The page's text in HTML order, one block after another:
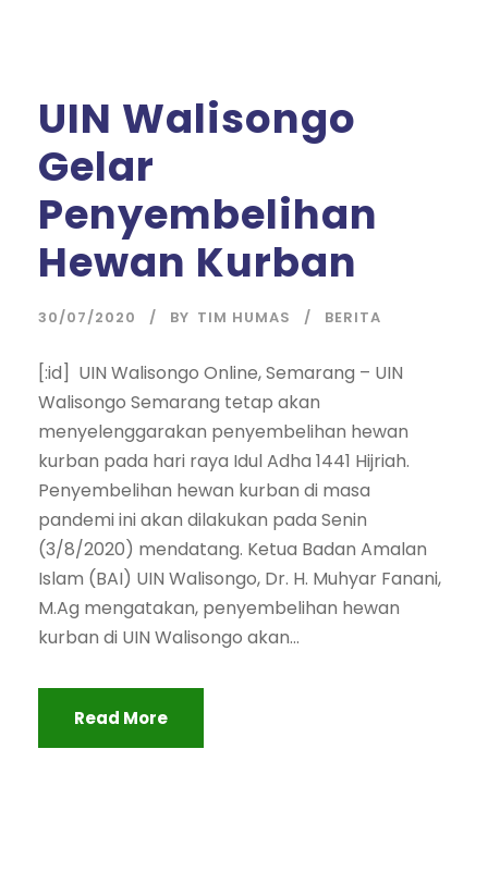
UIN Walisongo
Gelar
Penyembelihan
Hewan Kurban
30/07/2020 BY TIM HUMAS BERITA
[:id] UIN Walisongo Online, Semarang – UIN
Walisongo Semarang tetap akan
menyelenggarakan penyembelihan hewan
kurban pada hari raya Idul Adha 1441 Hijriah.
Penyembelihan hewan kurban di masa
pandemi ini akan dilakukan pada Senin
(3/8/2020) mendatang. Ketua Badan Amalan
Islam (BAI) UIN Walisongo, Dr. H. Muhyar Fanani,
M.Ag mengatakan, penyembelihan hewan
kurban di UIN Walisongo akan...
Read More